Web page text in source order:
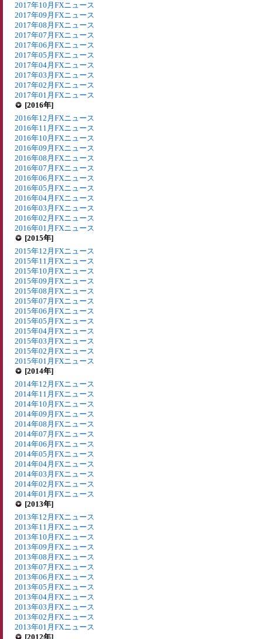
2017年10月FXニュース
2017年09月FXニュース
2017年08月FXニュース
2017年07月FXニュース
2017年06月FXニュース
2017年05月FXニュース
2017年04月FXニュース
2017年03月FXニュース
2017年02月FXニュース
2017年01月FXニュース
[2016年]
2016年12月FXニュース
2016年11月FXニュース
2016年10月FXニュース
2016年09月FXニュース
2016年08月FXニュース
2016年07月FXニュース
2016年06月FXニュース
2016年05月FXニュース
2016年04月FXニュース
2016年03月FXニュース
2016年02月FXニュース
2016年01月FXニュース
[2015年]
2015年12月FXニュース
2015年11月FXニュース
2015年10月FXニュース
2015年09月FXニュース
2015年08月FXニュース
2015年07月FXニュース
2015年06月FXニュース
2015年05月FXニュース
2015年04月FXニュース
2015年03月FXニュース
2015年02月FXニュース
2015年01月FXニュース
[2014年]
2014年12月FXニュース
2014年11月FXニュース
2014年10月FXニュース
2014年09月FXニュース
2014年08月FXニュース
2014年07月FXニュース
2014年06月FXニュース
2014年05月FXニュース
2014年04月FXニュース
2014年03月FXニュース
2014年02月FXニュース
2014年01月FXニュース
[2013年]
2013年12月FXニュース
2013年11月FXニュース
2013年10月FXニュース
2013年09月FXニュース
2013年08月FXニュース
2013年07月FXニュース
2013年06月FXニュース
2013年05月FXニュース
2013年04月FXニュース
2013年03月FXニュース
2013年02月FXニュース
2013年01月FXニュース
[2012年]